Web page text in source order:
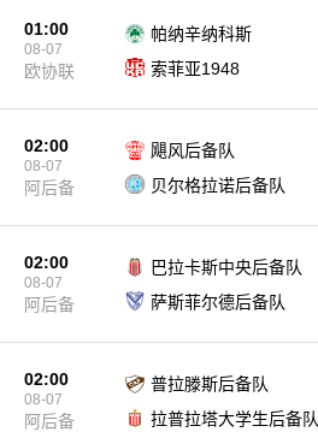
01:00
08-07
欧协联
帕纳辛纳科斯
索菲亚1948
02:00
08-07
阿后备
飓风后备队
贝尔格拉诺后备队
02:00
08-07
阿后备
巴拉卡斯中央后备队
萨斯菲尔德后备队
02:00
08-07
阿后备
普拉滕斯后备队
拉普拉塔大学生后备队